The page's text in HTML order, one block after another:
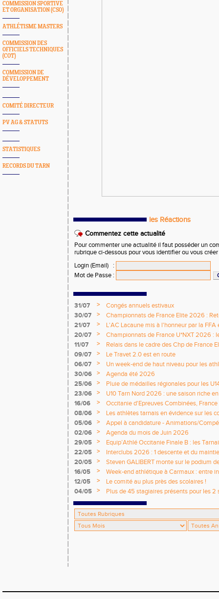
COMMISSION SPORTIVE
ET ORGANISATION (CSO)
ATHLÉTISME MASTERS
COMMISSION DES
OFFICIELS TECHNIQUES
(COT)
COMMISSION DE
DÉVELOPPEMENT
COMITÉ DIRECTEUR
PV AG & STATUTS
STATISTIQUES
RECORDS DU TARN
les Réactions
Commentez cette actualité
Pour commenter une actualité il faut posséder un
rubrique ci-dessous pour vous identifier ou vous
Login (Email)
:
Mot de Passe :
31/07 >
Congés annuels estivaux
30/07
>
Championnats de France Elite 2026 :
21/07
>
L'AC Lacaune mis à l'honneur par la
20/07
>
Championnats de France U*NXT 2026 :
titres nationaux !
11/07 >
Relais dans le cadre des Chp de France
09/07
>
Le Travet 2.0 est en route
06/07
>
Un week-end de haut niveau pour les
nationale
30/06 >
Agenda été 2026
25/06
>
Pluie de médailles régionales pour les
23/06
>
U10 Tarn Nord 2026 : une saison riche
émotions
16/06 >
Occitanie d'Epreuves Combinées,
National de Castres
08/06 >
Les athlètes tarnais en évidence sur les
05/06
>
Appel à candidature - Animations/
2026 / 2027
02/06 >
Agenda du mois de Juin 2026
29/05
>
Equip’Athlé Occitanie Finale B : les
22/05
>
Interclubs 2026 : 1 descente et du
20/05
>
Steven GALIBERT monte sur le podium
16/05
>
Week-end athlétique à Carmaux : entre
départementaux jeunes
12/05 >
Le comité au plus près des scolaires !
04/05
>
Plus de 45 stagiaires présents pour les 2